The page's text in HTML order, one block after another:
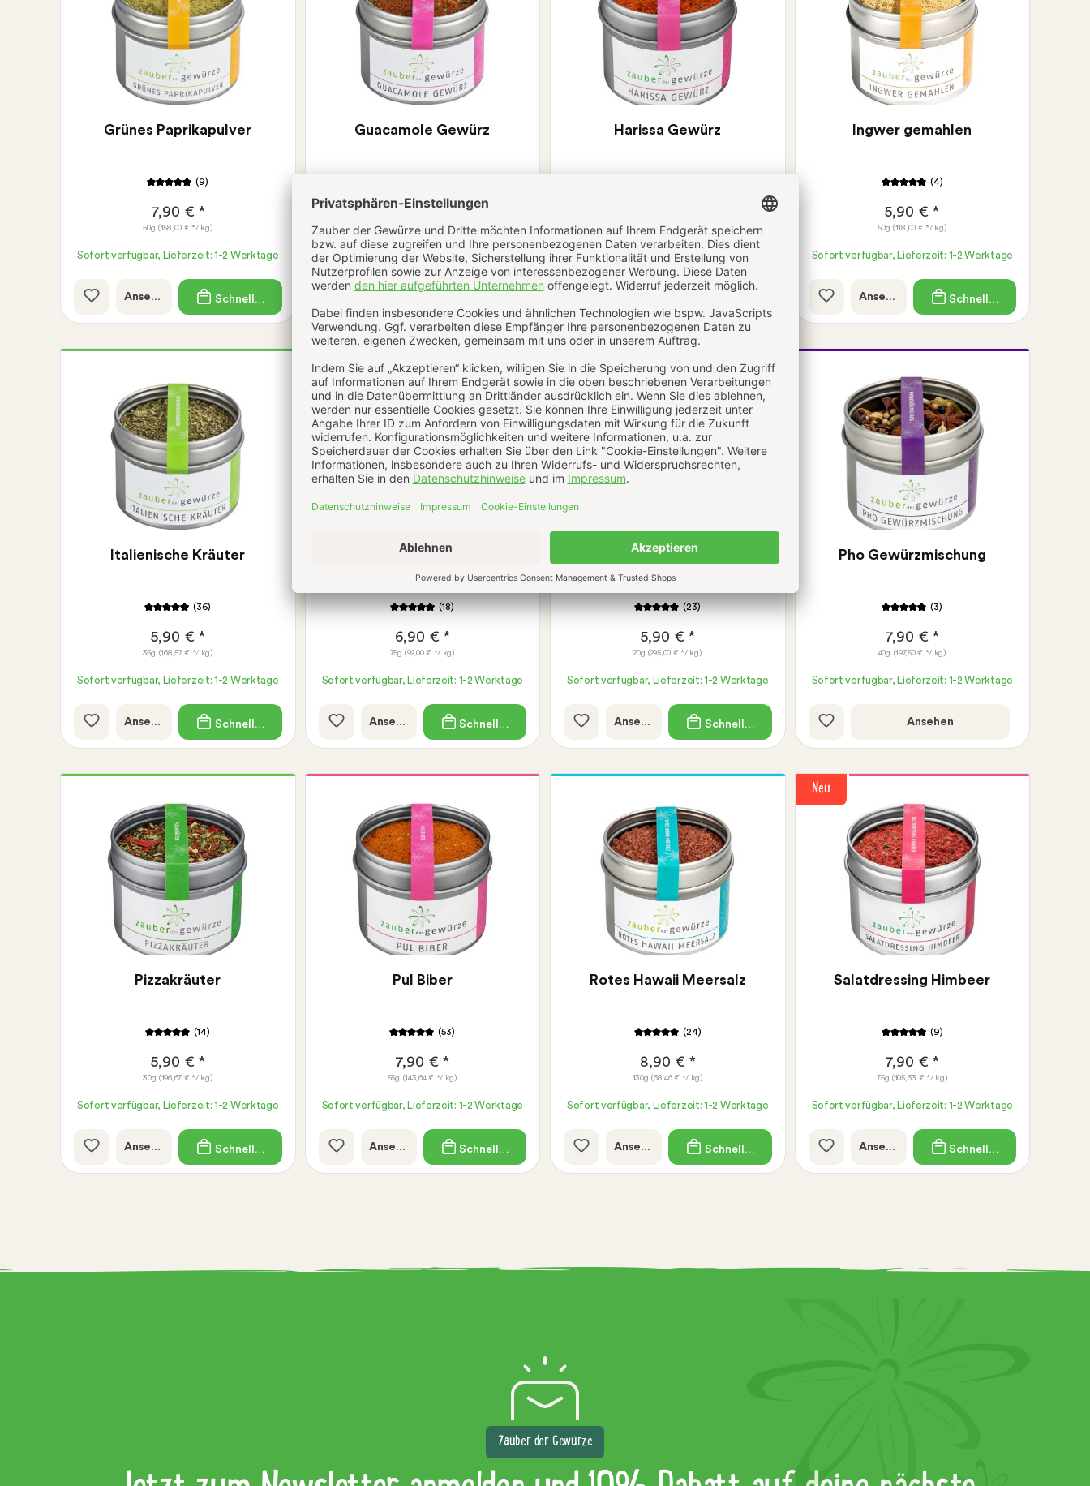
Grünes Paprikapulver
(9)
7,90 € *
50g (158,00 € */ kg)
Sofort verfügbar, Lieferzeit: 1-2 Werktage
Ansehen Schnellkauf
Guacamole Gewürz
7,90 € *
55g(143,64 € */ kg)
Sofort verfügbar, Lieferzeit: 1-2 Werktage
Harissa Gewürz
55g(143,64 € */ kg)
Sofort verfügbar, Lieferzeit: 1-2 Werktage
Ingwer gemahlen
(4)
5,90 € *
50g (118,00 € */ kg)
Sofort verfügbar, Lieferzeit: 1-2 Werktage
Ansehen Schnellkauf
Italienische Kräuter
(36)
5,90 € *
35g (168,57 € */ kg)
Sofort verfügbar, Lieferzeit: 1-2 Werktage
Ansehen Schnellkauf
Knoblauchpulver
(18)
6,90 € *
75g (92,00 € */ kg)
Sofort verfügbar, Lieferzeit: 1-2 Werktage
Ansehen Schnellkauf
Kräuter der Provence
(23)
5,90 € *
20g (295,00 € */ kg)
Sofort verfügbar, Lieferzeit: 1-2 Werktage
Ansehen Schnellkauf
Gratis Rezeptkarte wählbar:
Pho mit Rindfleisch
Pho Ga mit Hühnerfleisch
Pho Gewürzmischung
(3)
7,90 € *
40g (197,50 € */ kg)
Sofort verfügbar, Lieferzeit: 1-2 Werktage
Ansehen
Pizzakräuter
(14)
5,90 € *
30g (196,67 € */ kg)
Sofort verfügbar, Lieferzeit: 1-2 Werktage
Ansehen Schnellkauf
Pul Biber
(53)
7,90 € *
55g (143,64 € */ kg)
Sofort verfügbar, Lieferzeit: 1-2 Werktage
Ansehen Schnellkauf
Rotes Hawaii Meersalz
(24)
8,90 € *
130g (68,46 € */ kg)
Sofort verfügbar, Lieferzeit: 1-2 Werktage
Ansehen Schnellkauf
Neu
Salatdressing Himbeer
(9)
7,90 € *
75g (105,33 € */ kg)
Sofort verfügbar, Lieferzeit: 1-2 Werktage
Ansehen Schnellkauf
Zauber der Gewürze